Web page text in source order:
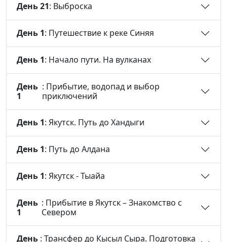
День 21: Выброска
День 1: Путешествие к реке Синяя
День 1: Начало пути. На вулканах
День
1
: Прибытие, водопад и выбор
приключений
День 1: Якутск. Путь до Хандыги
День 1: Путь до Алдана
День 1: Якутск - Тыайа
День
1
: Прибытие в Якутск – Знакомство с
Севером
День : Трансфер до Кысыл Сыра. Подготовка